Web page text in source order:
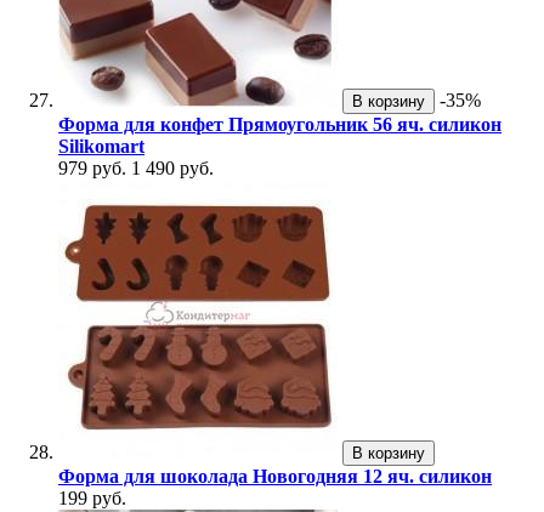
В корзину
-35%
Форма для конфет Прямоугольник 56 яч. силикон
Silikomart
979 руб. 1 490 руб.
В корзину
Форма для шоколада Новогодняя 12 яч. силикон
199 руб.